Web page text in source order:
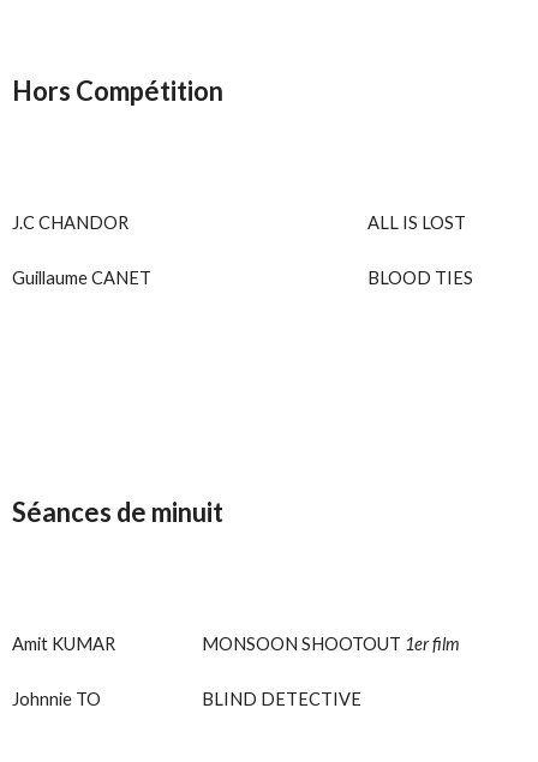
Hors Compétition
J.C CHANDOR ALL IS LOST
Guillaume CANET BLOOD TIES
Séances de minuit
Amit KUMAR MONSOON SHOOTOUT 1er film
Johnnie TO BLIND DETECTIVE